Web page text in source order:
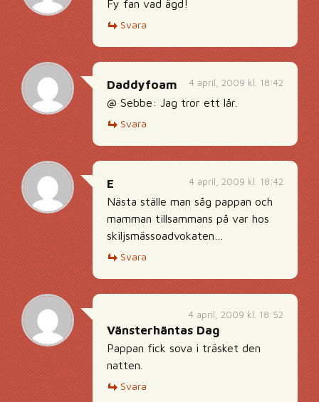
Fy fan vad ägd!
Svara
4 april, 2009 kl. 18:42
Daddyfoam
@ Sebbe: Jag tror ett lår.
Svara
4 april, 2009 kl. 18:42
E
Nästa ställe man såg pappan och
mamman tillsammans på var hos
skiljsmässoadvokaten…
Svara
4 april, 2009 kl. 18:52
Vänsterhäntas Dag
Pappan fick sova i träsket den
natten.
Svara